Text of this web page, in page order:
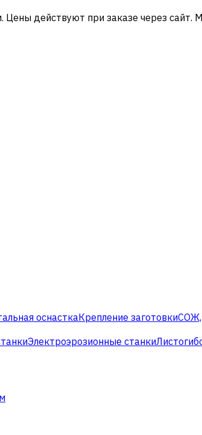
Цены действуют при заказе через сайт.
оснасткаКрепление заготовкиСОЖ,
Электроэрозионные станки